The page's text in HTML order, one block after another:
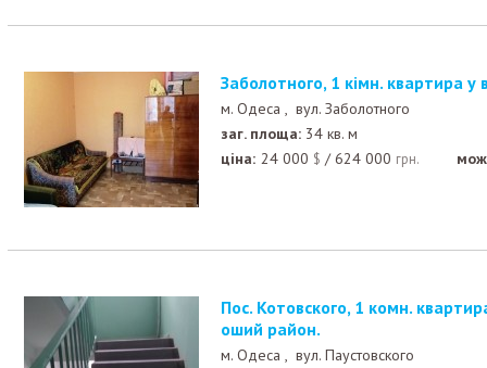
Заболотного, 1 кімн. квартира у
м. Одеса , вул. Заболотного
заг. площа: 34 кв. м
ціна: 24 000 $ /624 000 грн.
Пос. Котовского, 1 комн. квартира в 5-ти этажке. Хор
оший район.
м. Одеса , вул. Паустовского